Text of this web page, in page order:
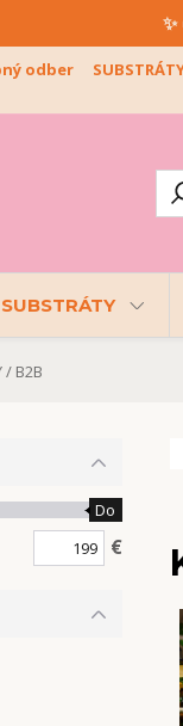
odber
SUBSTRÁTY
/ B2B
Do
€